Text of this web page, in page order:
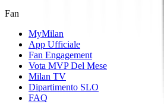
Fan
MyMilan
App Ufficiale
Fan Engagement
Vota MVP Del Mese
Milan TV
Dipartimento SLO
FAQ